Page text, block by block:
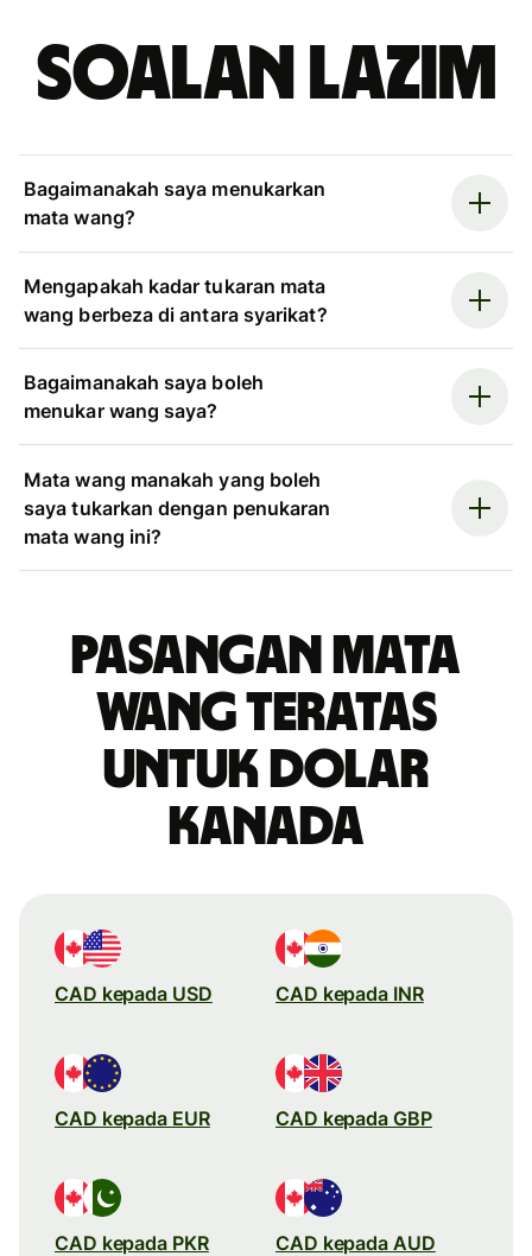
Soalan Lazim
Bagaimanakah saya menukarkan
mata wang?
Mengapakah kadar tukaran mata
wang berbeza di antara syarikat?
Bagaimanakah saya boleh
menukar wang saya?
Mata wang manakah yang boleh
saya tukarkan dengan penukaran
mata wang ini?
Pasangan mata
wang teratas
untuk dolar
Kanada
CAD kepada USD CAD kepada INR
CAD kepada EUR CAD kepada GBP
CAD kepada PKR CAD kepada AUD